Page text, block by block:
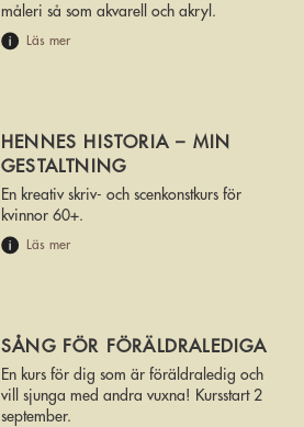
måleri så som akvarell och akryl.
Läs mer
HENNES HISTORIA – MIN
GESTALTNING
En kreativ skriv- och scenkonstkurs för
kvinnor 60+.
Läs mer
SÅNG FÖR FÖRÄLDRALEDIGA
En kurs för dig som är föräldraledig och
vill sjunga med andra vuxna! Kursstart 2
september.